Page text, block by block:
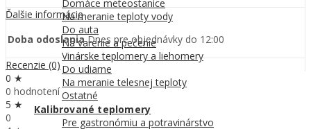
Domáce meteostanice
Na meranie teploty vody
Do auta
Na varenie a pečenie
Vinárske teplomery a liehomery
Do udiarne
Na meranie telesnej teploty
Ostatné
Kalibrované teplomery
Pre gastronómiu a potravinárstvo
Ďalšie informácie
Doba odoslania Dnes pre objednávky do 12:00
Recenzie (0)
0 ★
0 hodnotení
5 ★
0